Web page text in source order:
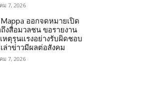
ม 7, 2026
Mappa ออกจดหมายเปิด
งสื่อมวลชน ขอรายงาน
หตุรุนแรงอย่างรับผิดชอบ
ล่าข่าวมีผลต่อสังคม
ม 7, 2026